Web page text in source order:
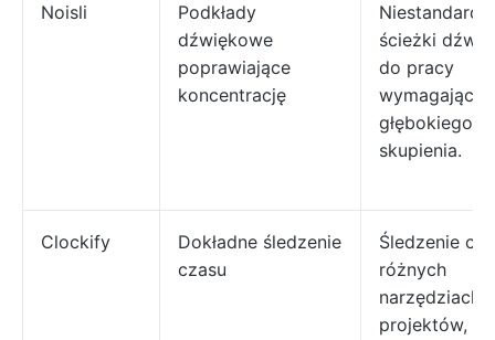
Noisli
Podkłady
dźwiękowe
poprawiające
koncentrację
ścieżki
do pracy
wymagającej
głębokiego
skupienia.
Clockify
Dokładne śledzenie
czasu
Śledzenie
różnych
narzędziach,
projektów,